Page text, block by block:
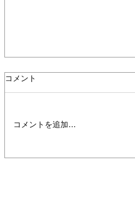
コメント
コメントを追加…